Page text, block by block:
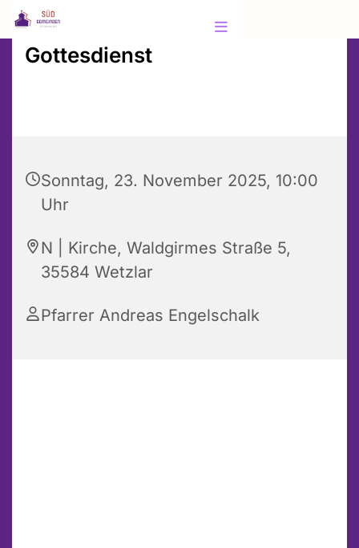
Gottesdienst
Sonntag, 23. November 2025, 10:00
Uhr
N | Kirche, Waldgirmes Straße 5,
35584 Wetzlar
Pfarrer Andreas Engelschalk